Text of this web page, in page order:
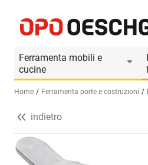
Ferramenta mobili e
cucine
Seleziona una lingua (IT)
Home Ferramenta porte e costruzioni
Informazioni
indietro